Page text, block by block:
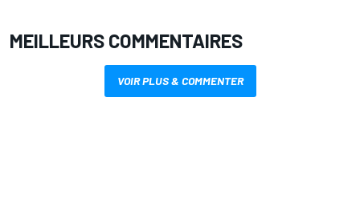
MEILLEURS COMMENTAIRES
VOIR PLUS & COMMENTER